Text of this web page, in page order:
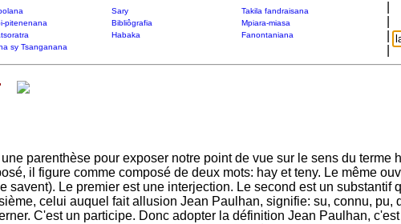
Sary
Takila fandraisana
pitenenana Bibliôgrafia
Mpiara-miasa
Habaka
Fanontaniana
sy Tsanganana
parenthèse pour exposer notre point de vue sur le sens du terme
il figure comme composé de deux mots: hay et teny. Le même
savent). Le premier est une interjection. Le second est un substantif
celui auquel fait allusion Jean Paulhan, signifie: su, connu, pu,
C'est un participe. Donc adopter la définition Jean Paulhan,